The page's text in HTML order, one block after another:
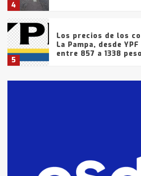
4
5
Los precios de los
La Pampa, desde
entre 857 a 1338
fueron detenidos
comercialización de
tarde del sábado